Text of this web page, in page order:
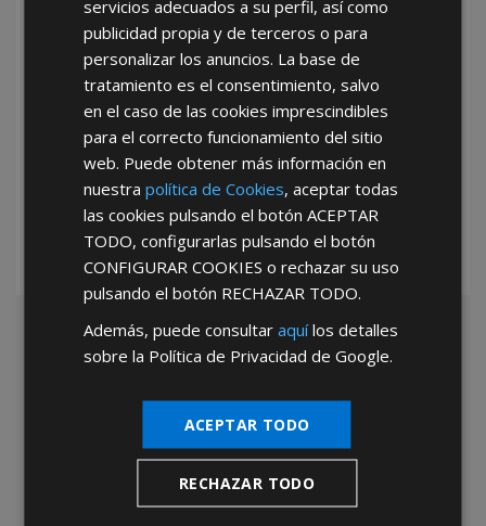
*Abstenerse particulares, sólo venta a tiendas y empresas minoristas y
servicios adecuados a su perfil, así como
publicidad propia y de terceros o para
personalizar los anuncios. La base de
tratamiento es el consentimiento, salvo
en el caso de las cookies imprescindibles
para el correcto funcionamiento del sitio
web. Puede obtener más información en
nuestrapolítica de Cookies, aceptar todas
las cookies pulsando el botónACEPTAR
TODO, configurarlas pulsando el botón
CONFIGURAR COOKIES o rechazar su uso
pulsando el botón RECHAZAR TODO.
Además, puede consultaraquílos detalles
sobre la Política de Privacidad de Google.
ACEPTAR TODO
RECHAZAR TODO